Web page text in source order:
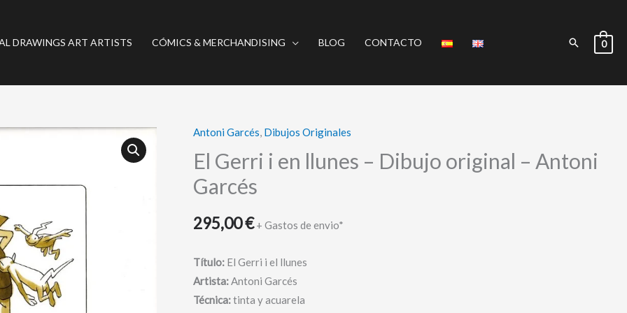
DRAWINGS ART ARTISTS CÓMICS & MERCHANDISING BLOG CONTACTO Buscar
0
Antoni Garcés, Dibujos Originales
El Gerri i en llunes – Dibujo original – Antoni
Garcés
295,00€ + Gastos de envio*
Título: El Gerri i el llunes
Artista:Antoni Garcés
Técnica:tinta y acuarela
El
Gerri
i
en
-
original
-
Antoni